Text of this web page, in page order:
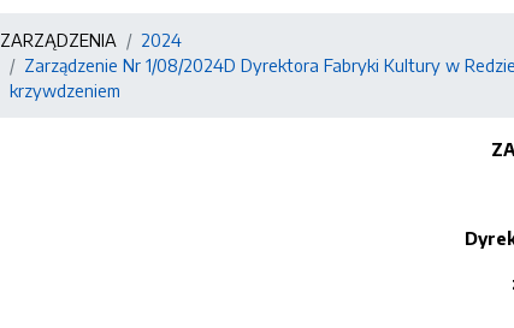
ZARZĄDZENIA
2024
Zarządzenie Nr 1/08/2024D Dyrektora Fabryki Kultury w
krzywdzeniem